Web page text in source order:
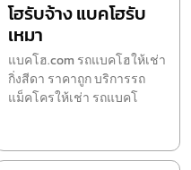
โฮรับจ้าง แบคโฮรับ
เหมา
แบคโฮ.com รถแบคโฮให้เช่า
กิ่งสีดา ราคาถูก บริการรถ
แม็คโครให้เช่า รถแบคโ